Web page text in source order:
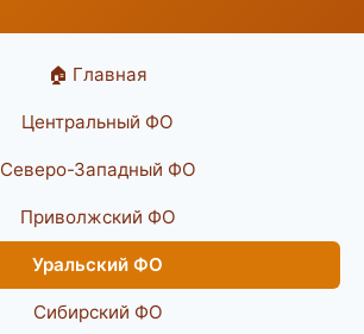
🏠 Главная
Центральный ФО
Северо-Западный ФО
Приволжский ФО
Уральский ФО
Сибирский ФО